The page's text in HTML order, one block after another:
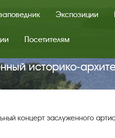
Экспозиции
Посетителям
концерт заслуженного